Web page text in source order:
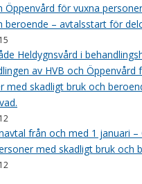
Öppenvård för vuxna
beroende – avtalsstart för
Heldygnsvård i
av HVB och Öppenvård
med skadligt bruk och
från och med 1 januari –
med skadligt bruk och